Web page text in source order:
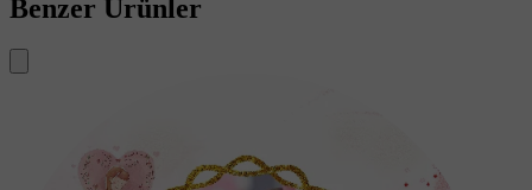
Benzer Ürünler